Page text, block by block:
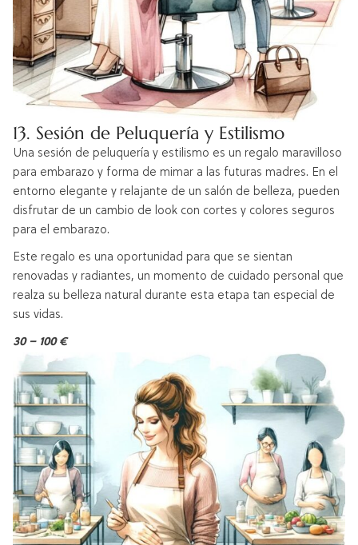
13. Sesión de Peluquería y Estilismo
Una sesión de peluquería y estilismo es un regalo maravilloso
para embarazo y forma de mimar a las futuras madres. En el
entorno elegante y relajante de un salón de belleza, pueden
disfrutar de un cambio de look con cortes y colores seguros
para el embarazo.
Este regalo es una oportunidad para que se sientan
renovadas y radiantes, un momento de cuidado personal que
realza su belleza natural durante esta etapa tan especial de
sus vidas.
30 – 100 €